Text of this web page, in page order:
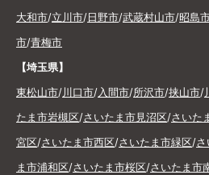
大和市/立川市/日野市/武蔵村山市/昭島
市/青梅市
【埼玉県】
東松山市/川口市/入間市/所沢市/挟山市/
たま市岩槻区/さいたま市見沼区/さいた
宮区/さいたま市西区/さいたま市緑区/
ま市浦和区/さいたま市桜区/さいたま市